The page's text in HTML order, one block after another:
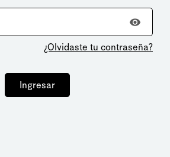
¿Olvidaste tu contraseña?
Ingresar